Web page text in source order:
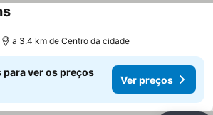
a 3.4 km de Centro da cidade
para ver os preços
Ver preços